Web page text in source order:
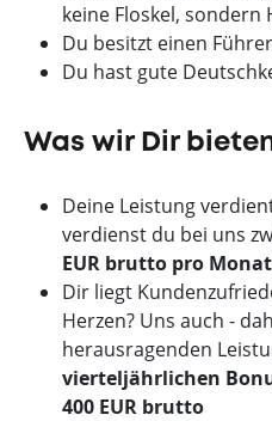
keine Floskel, sondern
Du besitzt einen
Du hast gute
Was wir Dir
Deine Leistung
verdienst du bei uns
EUR brutto pro Monat
Dir liegt
Herzen? Uns auch -
herausragenden
vierteljährlichen
400 EUR brutto